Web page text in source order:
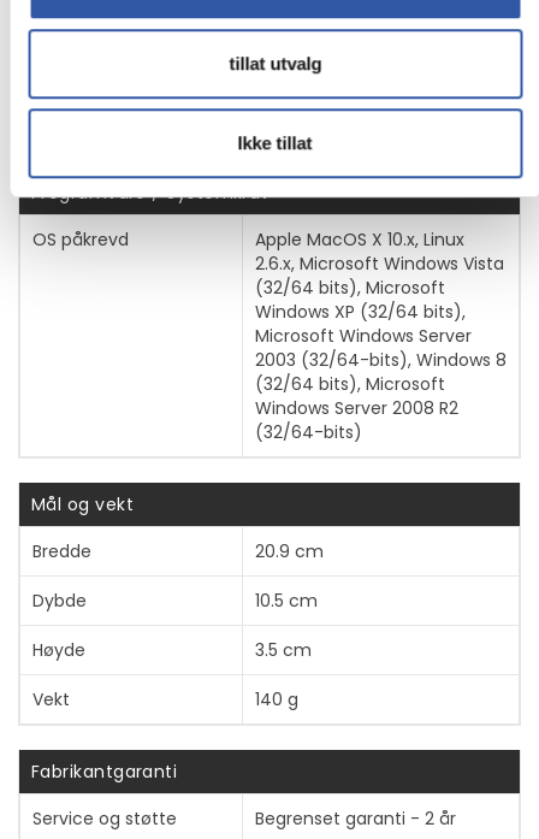
tillat utvalg
Ikke tillat
Vis mer
Diverse
Svart
Programvare / Systemkrav
OS påkrevd
Apple MacOS X 10.x, Linux
2.6.x, Microsoft Windows Vista
(32/64 bits), Microsoft
Windows XP (32/64 bits),
Microsoft Windows Server
2003 (32/64-bits), Windows 8
(32/64 bits), Microsoft
Windows Server 2008 R2
(32/64-bits)
Mål og vekt
Bredde
20.9 cm
Dybde 10.5 cm
Høyde 3.5 cm
Vekt 140 g
Fabrikantgaranti
Service og støtte
Begrenset garanti - 2 år